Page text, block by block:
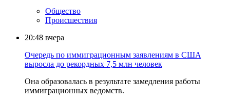
Общество
Происшествия
20:48 вчера
Очередь по иммиграционным заявлениям в США
выросла до рекордных 7,5 млн человек
Она образовалась в результате замедления работы
иммиграционных ведомств.